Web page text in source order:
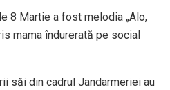
8 Martie a fost melodia „Alo,
mama îndurerată pe social
săi din cadrul Jandarmeriei au